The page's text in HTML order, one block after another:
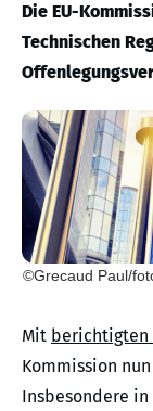
Die EU-
Technischen
©Grecaud Paul/
Mit berichtigten
Kommission
Insbesondere